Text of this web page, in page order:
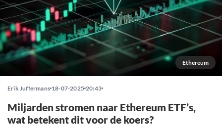
Ethereum
Erik Juffermans 18-07-2025 20:43
Miljarden stromen naar Ethereum ETF’s,
wat betekent dit voor de koers?